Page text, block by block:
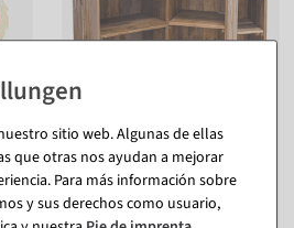
Estantes decorativos de
madera 3 piezas, 50 cm, 65
cm, 70 cm de altura
interior
sitio web. Algunas de ellas
que otras nos ayudan a mejorar
Para más información sobre
y sus derechos como usuario,